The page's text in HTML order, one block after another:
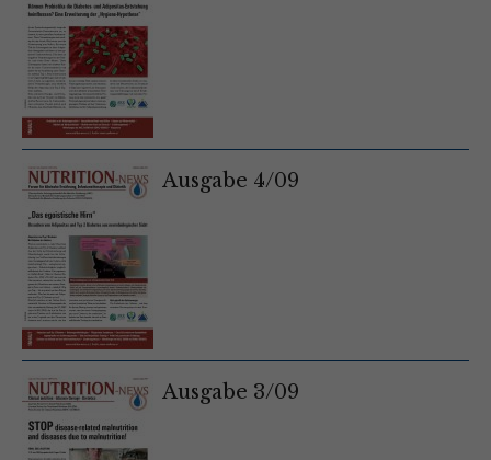
Ausgabe 4/09
Ausgabe 3/09